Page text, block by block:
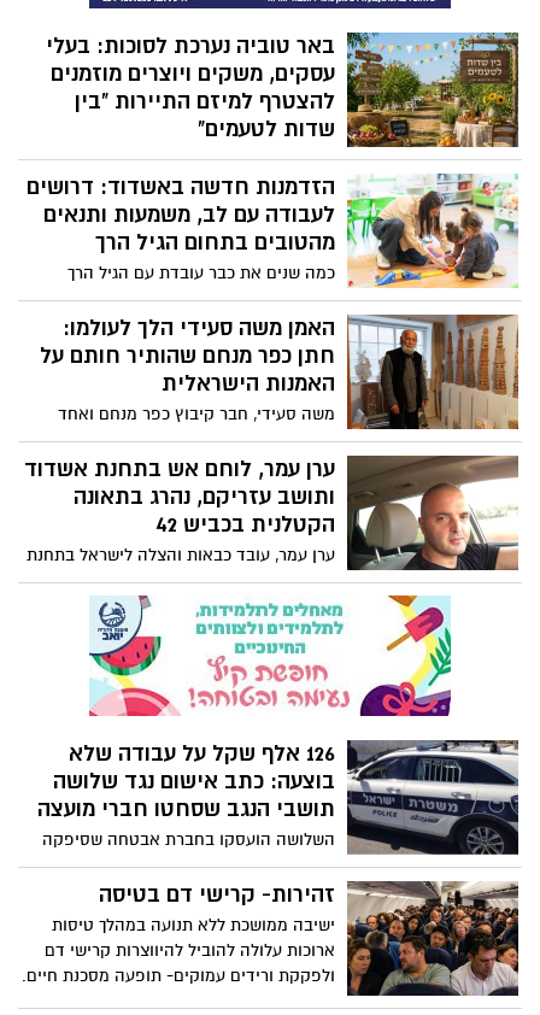
באר טוביה נערכת לסוכות: בעלי
עסקים, משקים ויוצרים מוזמנים
להצטרף למיזם התיירות "בין
שדות לטעמים"
המועצה האזורית באר טוביה החלה
בהיערכות לקראת חול המועד סוכות 2026,
ומשיקה קול קורא לבעלי משקים, תיירנים,
יוצרים ועסקים מקומיים להצטרף למיזם
הזדמנות חדשה באשדוד: דרושים
לעבודה עם לב, משמעות ותנאים
מהטובים בתחום הגיל הרך
כמה שנים את כבר עובדת עם הגיל הרך
ומרגישה שהזמן עובר, הלב מושקע כולו, אבל
העתיד והזכויות שלך נשארים מאחור? נשים
רבות בתחום מגלות לעיתים קרובות מדי
שהמסגרות שבהן הן עובדות אינן מעניקות
היקרות שלהן פשוט לא נספרות להן קדימה
לחברה העירונית לגיל הרך באשדוד יש בשורה
שתשנה את התמונה ומציעה לך את המעבר
הבטוח והנכון ביותר לעתיד שלך.
האמן משה סעידי הלך לעולמו:
חתן כפר מנחם שהותיר חותם על
האמנות הישראלית
משה סעידי, חבר קיבוץ כפר מנחם ואחד
מאמני הקרמיקה הבולטים בישראל, נפטר
בגיל 89. במשך עשרות שנים יצר כ־140 קירות
קרמיקה מונומנטליים המעטרים מבני ציבור
ואתרי הנצחה ברחבי הארץ.
ערן עמר, לוחם אש בתחנת אשדוד
ותושב עזריקם, נהרג בתאונה
הקטלנית בכביש 42
ערן עמר, עובד כבאות והצלה לישראל בתחנת
אשדוד, נהרג אתמול בהתנגשות חזיתית בין
שני כלי רכב בכביש 42, כביש הדמים. הוא
הותיר אחריו אישה ושישה ילדים.
126 אלף שקל על עבודה שלא
בוצעה: כתב אישום נגד שלושה
תושבי הנגב שסחטו חברי מועצה
השלושה הועסקו בחברת אבטחה שסיפקה
שירותים למועצה, אך בפועל לא התייצבו
למשמרות. קב"ט המועצה, שחשש מפגיעה
נוספת במוסדות החינוך, נאלץ לאשר את
שכרם ואף ציין על מסמכי התשלום "סחיטה
זהירות- קרישי דם בטיסה
ישיבה ממושכת ללא תנועה במהלך טיסות
ארוכות עלולה להוביל להיווצרות קרישי דם
ולפקקת ורידים עמוקים- תופעה מסכנת חיים.